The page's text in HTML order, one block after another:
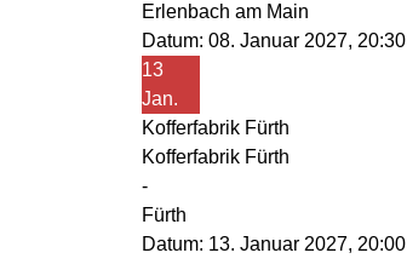
Erlenbach am Main
Datum: 08. Januar 2027, 20:30
13
Jan.
Kofferfabrik Fürth
Kofferfabrik Fürth
-
Fürth
Datum: 13. Januar 2027, 20:00